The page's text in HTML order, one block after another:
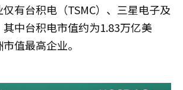
有台积电（TSMC）、三星电子及
中台积电市值约为1.83万亿美
值最高企业。